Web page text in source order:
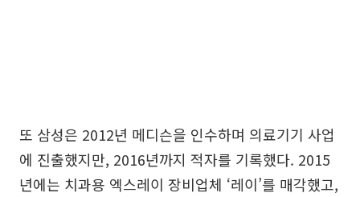
또 삼성은 2012년 메디슨을 인수하며 의료기기 사업
에 진출했지만, 2016년까지 적자를 기록했다. 2015
년에는 치과용 엑스레이 장비업체 ‘레이’를 매각했고,